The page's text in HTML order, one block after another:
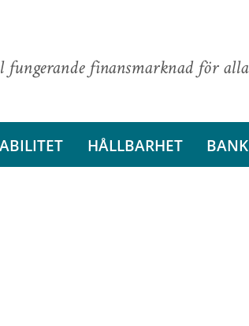
fungerande finansmarknad för alla
HÅLLBARHET BANK